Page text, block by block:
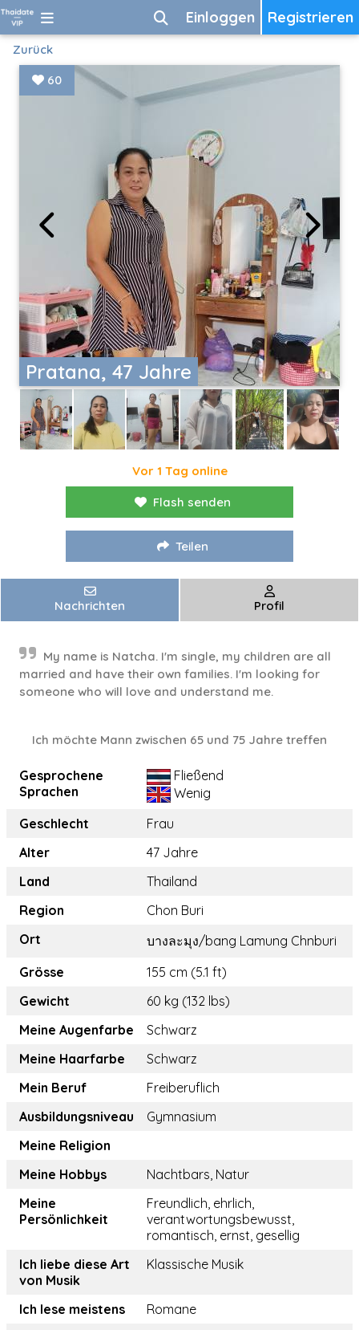
Registrieren
Einloggen
Zurück
Pratana, 47 Jahre
60
Vor 1 Tag online
Flash senden
Teilen
Nachrichten Profil
My name is Natcha. I'm single, my children are all
married and have their own families. I'm looking for
someone who will love and understand me.
Ich möchte Mann zwischen 65 und 75 Jahre treffen
Gesprochene
Sprachen
Fließend
Wenig
Geschlecht
Frau
Alter
47 Jahre
Land
Thailand
Region
Chon Buri
Ort
บางละมุง/bang Lamung Chnburi
Grösse
155 cm (5.1 ft)
Gewicht
60 kg (132 lbs)
Meine Augenfarbe
Schwarz
Meine Haarfarbe
Schwarz
Mein Beruf
Freiberuflich
Ausbildungsniveau
Gymnasium
Meine Religion
Meine Hobbys
Nachtbars, Natur
Meine
Persönlichkeit
Freundlich, ehrlich,
verantwortungsbewusst,
romantisch, ernst, gesellig
Ich liebe diese Art
von Musik
Klassische Musik
Ich lese meistens
Romane